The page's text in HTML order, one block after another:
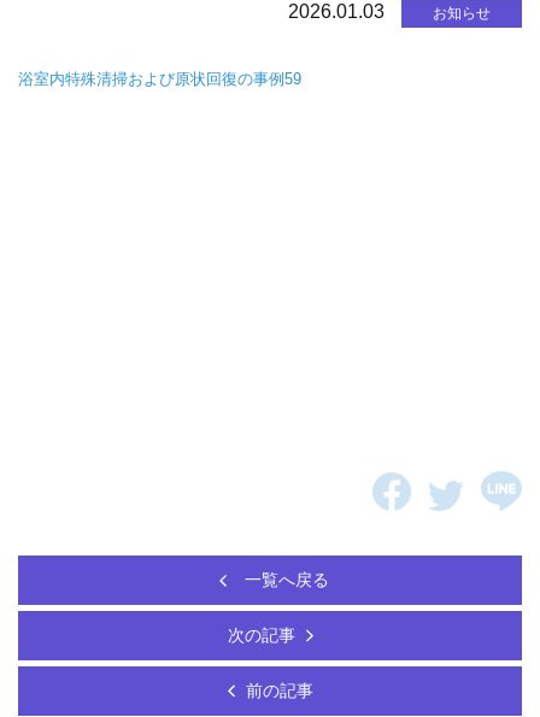
2026.01.03 お知らせ
浴室内特殊清掃および原状回復の事例59
一覧へ戻る
次の記事
前の記事